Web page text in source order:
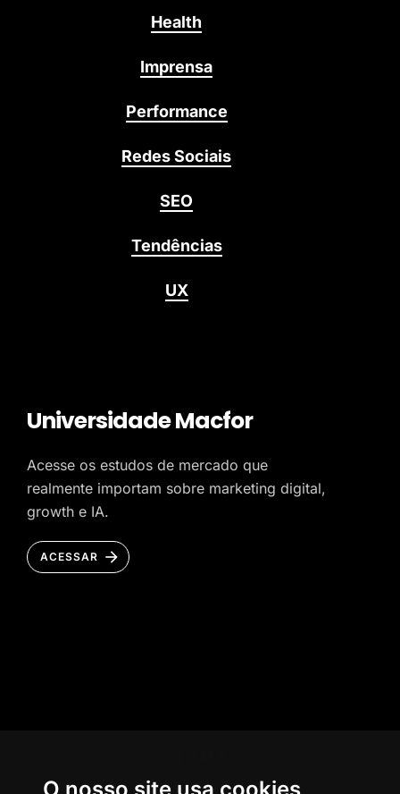
Health
Imprensa
Performance
Redes Sociais
SEO
Tendências
UX
Universidade Macfor
Acesse os estudos de mercado que
realmente importam sobre marketing digital,
growth e IA.
ACESSAR